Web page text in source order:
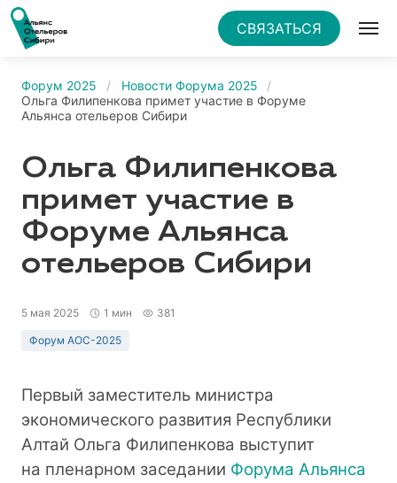
СВЯЗАТЬСЯ
Форум 2025
Новости Форума 2025
Ольга Филипенкова примет участие в Форуме
Альянса отельеров Сибири
Ольга Филипенкова
примет участие в
Форуме Альянса
отельеров Сибири
5 мая 2025 1 мин 381
Форум АОС-2025
Первый заместитель министра
экономического развития Республики
Алтай Ольга Филипенкова выступит
на пленарном заседании Форума Альянса